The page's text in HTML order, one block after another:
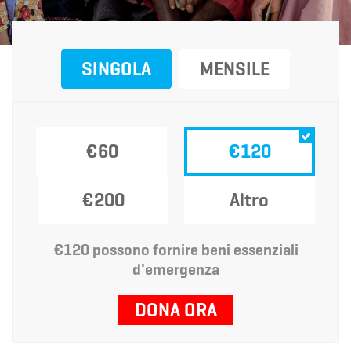
SINGOLA MENSILE
€60 €120
€200 Altro
€120 possono fornire beni essenziali
d'emergenza
DONA ORA